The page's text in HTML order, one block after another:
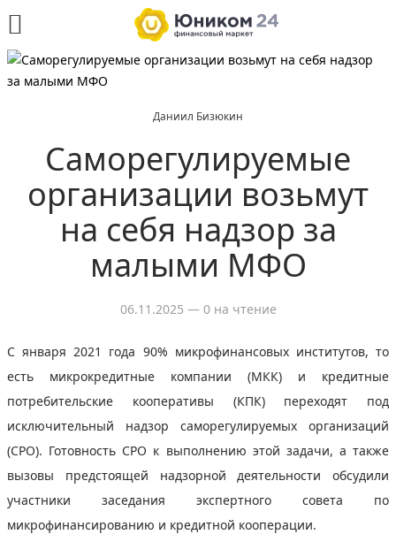
Даниил Бизюкин
Саморегулируемые
организации возьмут
на себя надзор за
малыми МФО
06.11.2025 — 0 на чтение
С января 2021 года 90% микрофинансовых институтов, то
есть микрокредитные компании (МКК) и кредитные
потребительские кооперативы (КПК) переходят под
исключительный надзор саморегулируемых организаций
(СРО). Готовность СРО к выполнению этой задачи, а также
вызовы предстоящей надзорной деятельности обсудили
участники заседания экспертного совета по
микрофинансированию и кредитной кооперации.